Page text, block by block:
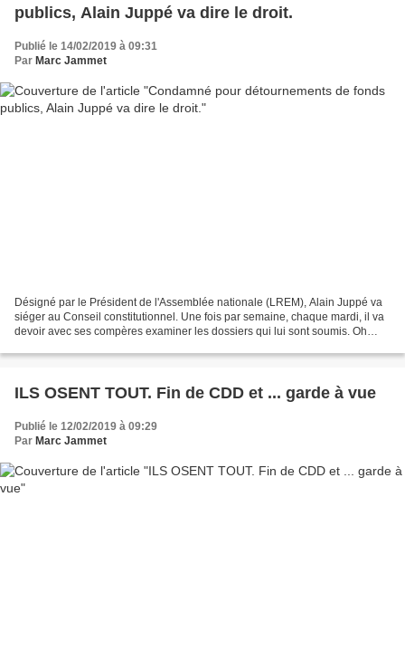
publics, Alain Juppé va dire le droit.
Publié le 14/02/2019 à 09:31
Par Marc Jammet
Désigné par le Président de l'Assemblée nationale (LREM), Alain Juppé va
siéger au Conseil constitutionnel. Une fois par semaine, chaque mardi, il va
devoir avec ses compères examiner les dossiers qui lui sont soumis. Oh
ILS OSENT TOUT. Fin de CDD et ... garde à vue
Publié le 12/02/2019 à 09:29
Par Marc Jammet